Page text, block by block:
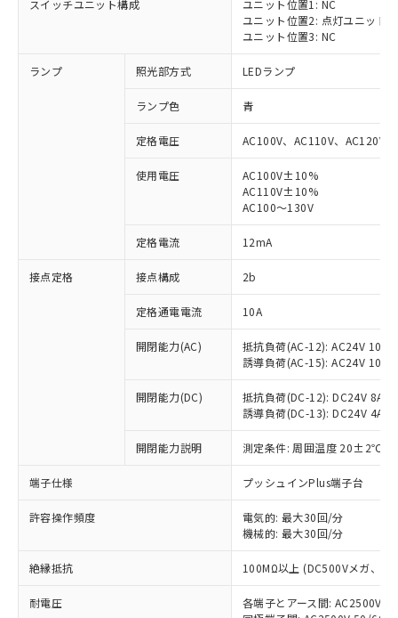
スイッチユニット構成
ユニット位置1: NC
ユニット位置2: 点灯ユニット
ユニット位置3: NC
ランプ 照光部方式 LEDランプ
ランプ色 青
定格電圧 AC100V、AC110V、AC120V
使用電圧
AC100V±10%
AC110V±10%
AC100～130V
定格電流 12mA
接点定格 接点構成 2b
定格通電電流 10A
開閉能力(AC)
抵抗負荷(AC-12): AC24V 10A/
誘導負荷(AC-15): AC24V
開閉能力(DC)
抵抗負荷(DC-12): DC24V 8A/
誘導負荷(DC-13): DC24V 4A/
開閉能力説明 測定条件: 周囲温度 20±2℃、
端子仕様 プッシュインPlus端子台
許容操作頻度
電気的: 最大30回/分
機械的: 最大30回/分
絶縁抵抗 100MΩ以上 (DC500Vメガ、点
耐電圧
各端子とアース間: AC2500V
ご利用条件
以下の条件をお読みいただき、同意のうえ
本サービスは、当社制御機器事業取扱
商品の当社在庫状況および標準価格
(税抜)を提供させていただくもので
当社制御機器事業取扱商品の中には、
本サービスの対象外となる商品もある
ことをご了承ください。
在庫状況および標準価格照会結果は、
記載している更新日時点での社内デー
タに基づき作成されるものであり、閲
準価格とは異なる場合があることをご
対応済み：EU RoHS指令（10物質）の
非含有に対応した製品が提供可能な商品で
対応予定：EU RoHS指令（10物質）の非含
有に対応した製品に切り替える予定のある
対応予定なし：EU RoHS指令（10物質）の
非含有に非対応の商品で、対応品を出す予
調査・確認中：EU RoHS指令（10物質）の
非含有の対応状況を調査中または確認中の
非該当品：ライセンス料など無形物で、有
害物質有無と関係のない商品です。
仕入先様の事情により、非含有部品として
いたものが、含有品と判明した場合などや
むを得ず変更することがあります。
*EU RoHS指令（10物質）：
鉛(Pb) 1000ppm以下、 水銀(Hg) 1000ppm以下、 カド
六価クロム(Cr(Ⅵ)) 1000ppm以下、ポリ臭化ビフェニル
「○」：最大均質材料含有率が中国RoHSの
基準値以下であることを示します。
「×」：最大均質材料含有率が中国RoHSの
基準値を超えていることを示します。
「－」：未確認です。当社販売部門へお問
当社は、これら貴社製品のうち、外国
為替および外国貿易法に定める商品
（以下｢規制貨物等」という）を輸出
または国外への提供する場合は、日本
国政府の輸出許可(または役務取引許
可)を取得するなどの必要な手続きを